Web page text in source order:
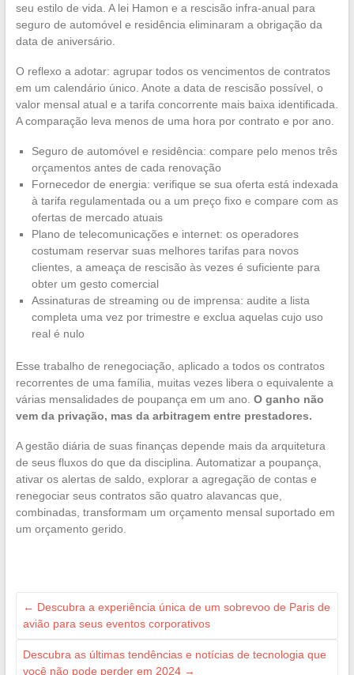
seu estilo de vida. A lei Hamon e a rescisão infra-anual para
seguro de automóvel e residência eliminaram a obrigação da
data de aniversário.
O reflexo a adotar: agrupar todos os vencimentos de contratos
em um calendário único. Anote a data de rescisão possível, o
valor mensal atual e a tarifa concorrente mais baixa identificada.
A comparação leva menos de uma hora por contrato e por ano.
Seguro de automóvel e residência: compare pelo menos três
orçamentos antes de cada renovação
Fornecedor de energia: verifique se sua oferta está indexada
à tarifa regulamentada ou a um preço fixo e compare com as
ofertas de mercado atuais
Plano de telecomunicações e internet: os operadores
costumam reservar suas melhores tarifas para novos
clientes, a ameaça de rescisão às vezes é suficiente para
obter um gesto comercial
Assinaturas de streaming ou de imprensa: audite a lista
completa uma vez por trimestre e exclua aquelas cujo uso
real é nulo
Esse trabalho de renegociação, aplicado a todos os contratos
recorrentes de uma família, muitas vezes libera o equivalente a
várias mensalidades de poupança em um ano. O ganho não
vem da privação, mas da arbitragem entre prestadores.
A gestão diária de suas finanças depende mais da arquitetura
de seus fluxos do que da disciplina. Automatizar a poupança,
ativar os alertas de saldo, explorar a agregação de contas e
renegociar seus contratos são quatro alavancas que,
combinadas, transformam um orçamento mensal suportado em
um orçamento gerido.
← Descubra a experiência única de um sobrevoo de Paris de
avião para seus eventos corporativos
Descubra as últimas tendências e notícias de tecnologia que
você não pode perder em 2024 →